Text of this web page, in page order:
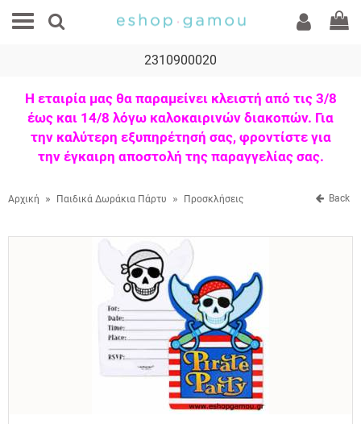
2310900020
Η εταιρία μας θα παραμείνει κλειστή από τις 3/8
έως και 14/8 λόγω καλοκαιρινών διακοπών. Για
την καλύτερη εξυπηρέτησή σας, φροντίστε για
την έγκαιρη αποστολή της παραγγελίας σας.
Αρχική » Back
Παιδικά Δωράκια Πάρτυ » Προσκλήσεις